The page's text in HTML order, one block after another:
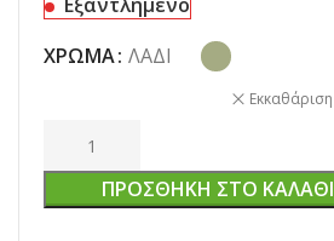
ΧΡΏΜΑ ΛΑΔΊ
Εκκαθάριση
ΠΡΟΣΘΉΚΗ ΣΤΟ ΚΑΛΆΘΙ